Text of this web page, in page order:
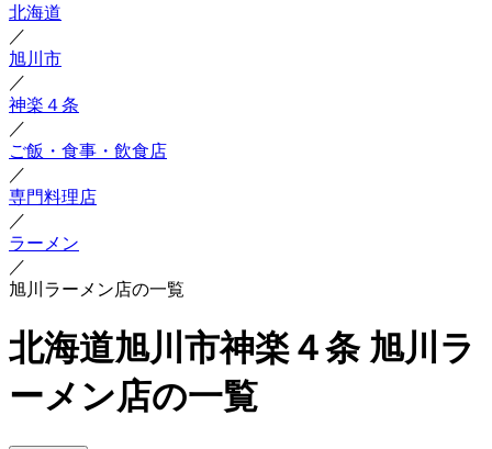
北海道
／
旭川市
／
神楽４条
／
ご飯・食事・飲食店
／
専門料理店
／
ラーメン
／
旭川ラーメン店の一覧
北海道旭川市神楽４条 旭川ラ
ーメン店の一覧